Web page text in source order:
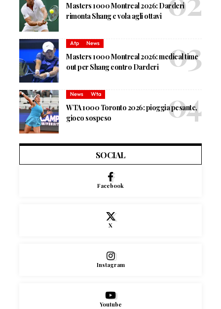
Masters 1000 Montreal 2026: Darderi
rimonta Shang e vola agli ottavi
Atp News
Masters 1000 Montreal 2026: medical time
out per Shang contro Darderi
News Wta
WTA 1000 Toronto 2026: pioggia pesante,
gioco sospeso
SOCIAL
Facebook
X
Instagram
Youtube